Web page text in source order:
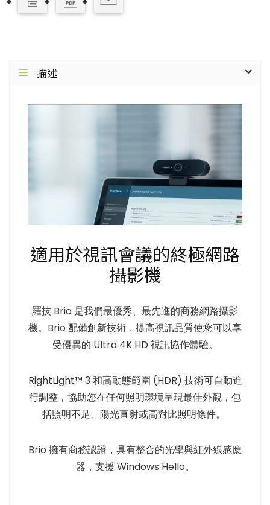
描述
適用於視訊會議的終極網路
攝影機
羅技 Brio 是我們最優秀、最先進的商務網路攝影
機。Brio 配備創新技術，提高視訊品質使您可以享
受優異的 Ultra 4K HD 視訊協作體驗。
RightLight™ 3 和高動態範圍 (HDR) 技術可自動進
行調整，協助您在任何照明環境呈現最佳外觀，包
括照明不足、陽光直射或高對比照明條件。
Brio 擁有商務認證，具有整合的光學與紅外線感應
器，支援 Windows Hello。